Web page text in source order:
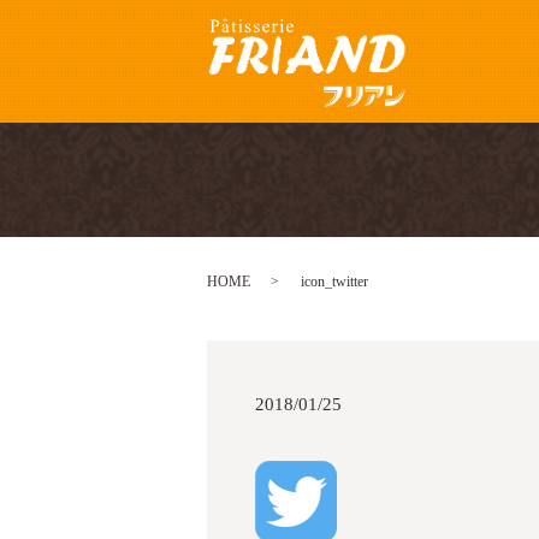
HOME icon_twitter
2018/01/25